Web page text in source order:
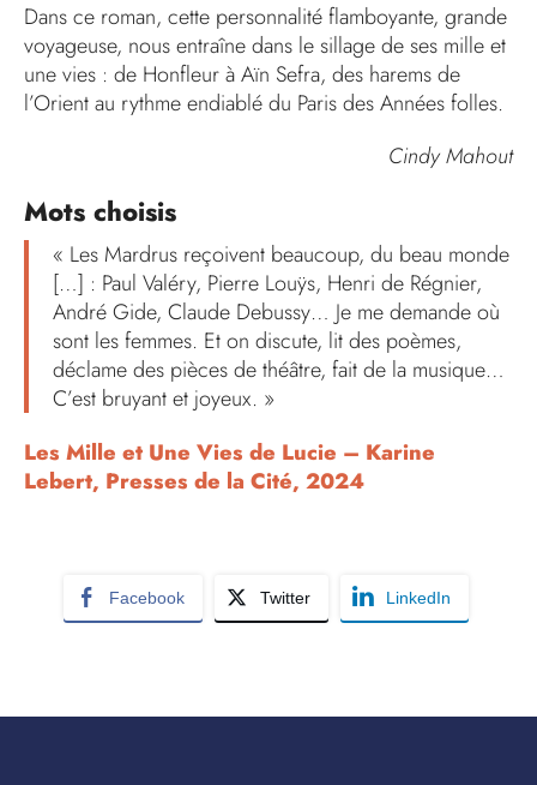
Dans ce roman, cette personnalité flamboyante, grande
voyageuse, nous entraîne dans le sillage de ses mille et
une vies : de Honfleur à Aïn Sefra, des harems de
l’Orient au rythme endiablé du Paris des Années folles.
Cindy Mahout
Mots choisis
« Les Mardrus reçoivent beaucoup, du beau monde
[…] : Paul Valéry, Pierre Louÿs, Henri de Régnier,
André Gide, Claude Debussy… Je me demande où
sont les femmes. Et on discute, lit des poèmes,
déclame des pièces de théâtre, fait de la musique…
C’est bruyant et joyeux. »
Les Mille et Une Vies de Lucie – Karine
Lebert, Presses de la Cité, 2024
Facebook Twitter LinkedIn